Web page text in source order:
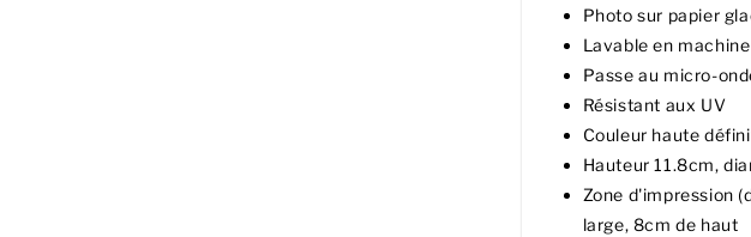
Photo sur papier
Lavable en machine
Passe au micro-
Résistant aux UV
Couleur haute
Hauteur 11.8cm,
Zone d'impression
large, 8cm de haut